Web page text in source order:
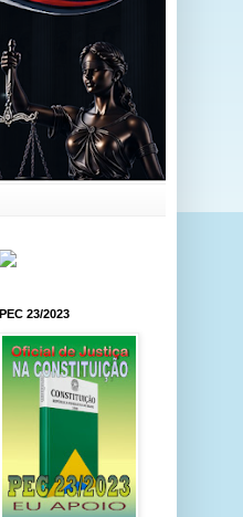
PEC 23/2023